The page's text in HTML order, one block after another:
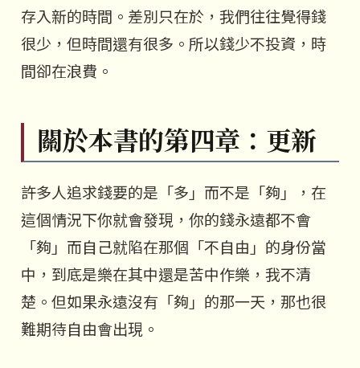
存入新的時間。差別只在於，我們往往覺得錢
很少，但時間還有很多。所以錢少不投資，時
間卻在浪費。
關於本書的第四章：更新
許多人追求錢要的是「多」而不是「夠」，在
這個情況下你就會發現，你的錢永遠都不會
「夠」而自己就陷在那個「不自由」的身份當
中，到底是樂在其中還是苦中作樂，我不清
楚。但如果永遠沒有「夠」的那一天，那也很
難期待自由會出現。